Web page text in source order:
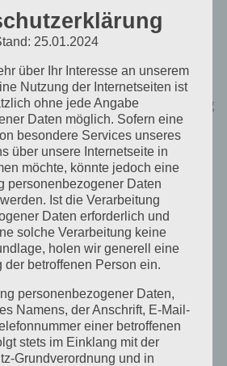
Einstellung in Ihrem Browser
verhindern.
und Server verwenden
enthalten eine sogenannte
ID ist eine eindeutige Kennung
besteht aus einer Zeichenfolge,
und Server dem
zugeordnet werden
Cookie gespeichert wurde. Dies
besuchten Internetseiten und
Browser der betroffenen
Internetbrowsern, die andere
unterscheiden. Ein bestimmter
über die eindeutige Cookie-ID
und identifiziert werden.
von Cookies kann den Nutzern
nutzerfreundlichere Services
ohne die Cookie-Setzung nicht
wären.
25.01.2024
über Ihr Interesse an unserem
Nutzung der Internetseiten ist
ohne jede Angabe
Daten möglich. Sofern eine
besondere Services unseres
über unsere Internetseite in
möchte, könnte jedoch eine
personenbezogener Daten
Ist die Verarbeitung
Daten erforderlich und
solche Verarbeitung keine
holen wir generell eine
der betroffenen Person ein.
personenbezogener Daten,
Namens, der Anschrift, E-Mail-
einer betroffenen
stets im Einklang mit der
Grundverordnung und in